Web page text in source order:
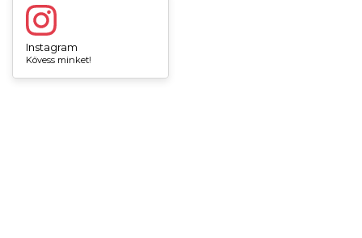
Instagram
Kövess minket!